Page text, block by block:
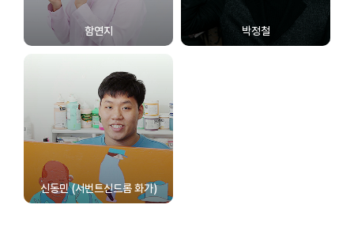
함연지 박정철
신동민 (서번트신드롬 화가)